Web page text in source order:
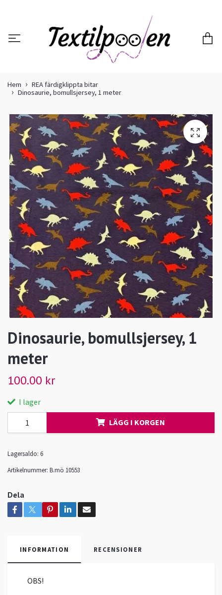
Hem
REA färdigklippta bitar
Dinosaurie, bomullsjersey, 1 meter
Dinosaurie, bomullsjersey, 1
meter
100.00 kr
I lager
LÄGG I KORGEN
Lagersaldo: 6
Artikelnummer: B.mö 10553
Dela
INFORMATION RECENSIONER
OBS!